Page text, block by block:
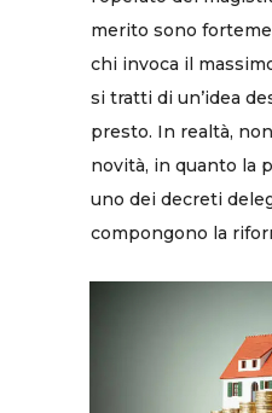
merito sono
chi invoca il
si tratti di un’idea
presto. In realtà,
novità, in quanto la
uno dei decreti
compongono la